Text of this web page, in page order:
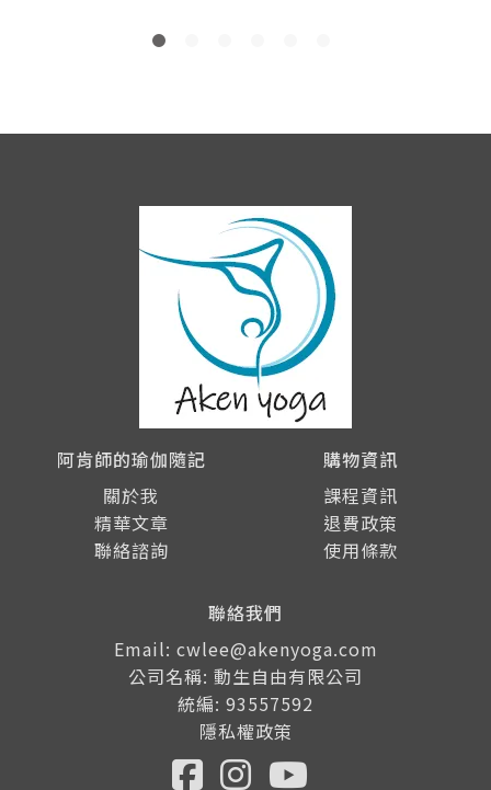
阿肯師的瑜伽隨記
關於我
精華文章
聯絡諮詢
購物資訊
課程資訊
退費政策
使用條款
聯絡我們
Email: cwlee@akenyoga.com
公司名稱: 動生自由有限公司
統編: 93557592
隱私權政策